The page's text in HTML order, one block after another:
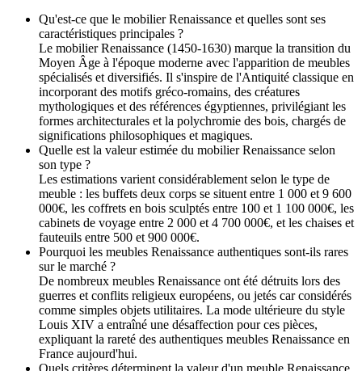
Qu'est-ce que le mobilier Renaissance et quelles sont ses
caractéristiques principales ?
Le mobilier Renaissance (1450-1630) marque la transition du
Moyen Âge à l'époque moderne avec l'apparition de meubles
spécialisés et diversifiés. Il s'inspire de l'Antiquité classique en
incorporant des motifs gréco-romains, des créatures
mythologiques et des références égyptiennes, privilégiant les
formes architecturales et la polychromie des bois, chargés de
significations philosophiques et magiques.
Quelle est la valeur estimée du mobilier Renaissance selon
son type ?
Les estimations varient considérablement selon le type de
meuble : les buffets deux corps se situent entre 1 000 et 9 600
000€, les coffrets en bois sculptés entre 100 et 1 100 000€, les
cabinets de voyage entre 2 000 et 4 700 000€, et les chaises et
fauteuils entre 500 et 900 000€.
Pourquoi les meubles Renaissance authentiques sont-ils rares
sur le marché ?
De nombreux meubles Renaissance ont été détruits lors des
guerres et conflits religieux européens, ou jetés car considérés
comme simples objets utilitaires. La mode ultérieure du style
Louis XIV a entraîné une désaffection pour ces pièces,
expliquant la rareté des authentiques meubles Renaissance en
France aujourd'hui.
Quels critères déterminent la valeur d'un meuble Renaissance